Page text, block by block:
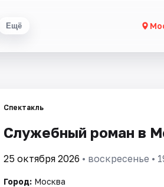
Ещё
Спектакль
Служебный роман в
25 октября 2026 • воскресенье •
Город: Москва